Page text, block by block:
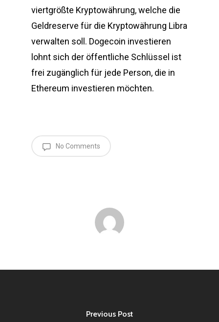
viertgrößte Kryptowährung, welche die
Geldreserve für die Kryptowährung Libra
verwalten soll. Dogecoin investieren
lohnt sich der öffentliche Schlüssel ist
frei zugänglich für jede Person, die in
Ethereum investieren möchten.
No Comments
Previous Post